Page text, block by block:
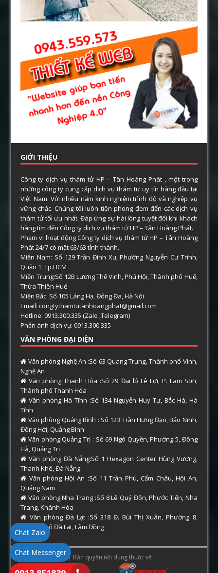
GIỚI THIỆU
Công ty dịch vụ thám tử HP – Tân Hoàng Phát , một trong
những công ty cung cấp dịch vụ thám tư uy tín hàng đầu tại
Việt Nam. Với nhiều năm kinh nghiệm,trình độ và nghiệp vụ
vững chắc. Chúng tôi luôn tiên phong đem đến các dịch vụ
thám tử tối ưu nhất. Đáp ứng sự hài lòng tuyệt đối khi khách
hàng tìm đến Công ty dịch vụ thám tử HP – Tân Hoàng Phát.
Phạm vi hoạt động Công ty dịch vụ thám tử HP – Tân Hoàng
Phát 24/7 có mặt 63/63 tỉnh thành.
Miền Nam: Số 129 Trần Đình Xu, Phường Nguyễn Cư Trinh,
Quận 1, Tp.HCM
Miền Trung:Số 12B Lương Thế Vinh, Phú Hội, Thành phố Huế,
Thừa Thiên Huế
Miền Bắc: Số 105 Láng Hạ, Đống Đa, Hà Nội
Email: congtythamtutanhoangphat@gmail.com
Hotline: 0913.300.335 (Zalo ,Telegram)
Phản ánh dịch vụ: 0913.300.335
VĂN PHÒNG ĐẠI DIỆN
Văn phòng Nghệ An :Số 63 Quang Trung, Thành phố Vinh,
Nghệ An
Văn phòng Thanh Hóa :Số 29 Đại lộ Lê Lợi, P. Lam Sơn,
Thành phố Thanh Hóa
Văn phòng Hà Tĩnh :Số 134 Nguyễn Huy Tự, Bắc Hà, Hà
Tĩnh
Văn phòng Quảng Bình : Số 123 Trần Hưng Đạo, Bảo Ninh,
Đồng Hới, Quảng Bình
Văn phòng Quảng Trị : Số 69 Ngô Quyền, Phường 5, Đông
Hà, Quảng Trị
Văn phòng Đà Nẵng:Số 1 Hexagon Center Hùng Vương,
Thanh Khê, Đà Nẵng
Văn phòng Hội An :Số 11 Trần Phú, Cẩm Châu, Hội An,
Quảng Nam
Văn phòng Nha Trang :Số 8 Lê Quý Đôn, Phước Tiến, Nha
Trang, Khánh Hòa
Văn phòng Đà Lạt :Số 318 Đ. Bùi Thị Xuân, Phường 8,
Thành phố Đà Lạt, Lâm Đồng
Copyright © 2026 | Bản quyền nội dung thuộc về
Chat Zalo
Chat Messenger